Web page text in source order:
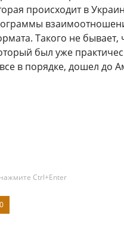
происходит в
Такого не бывает,
был уже
в порядке, дошел до
Ctrl+Enter
0